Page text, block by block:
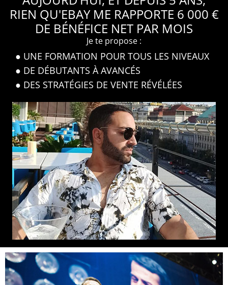
RIEN QU'EBAY ME RAPPORTE 6 000 €
DE BÉNÉFICE NET PAR MOIS
Je te propose :
● UNE FORMATION POUR TOUS LES NIVEAUX
● DE DÉBUTANTS À AVANCÉS
● DES STRATÉGIES DE VENTE RÉVÉLÉES